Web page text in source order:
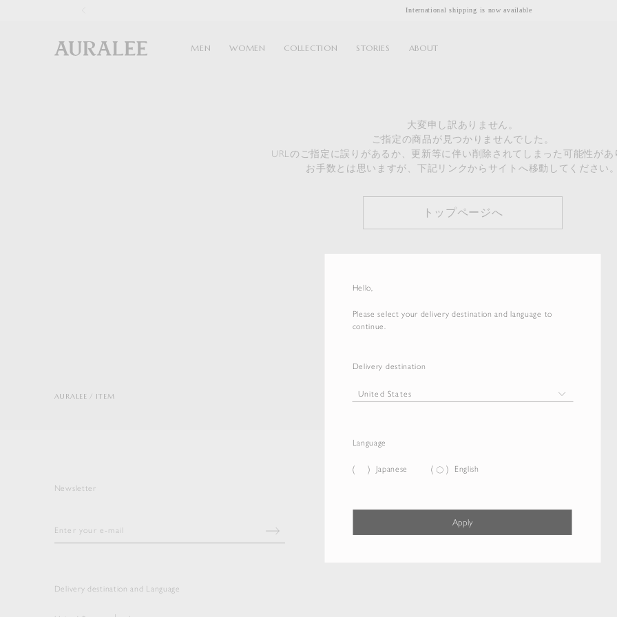
Hello,
Please select your delivery destination and language to
continue.
Delivery destination
Language
Japanese English
Apply
International shipping is now available
MEN WOMEN COLLECTION STORIES ABOUT
大変申し訳ありません。
ご指定の商品が見つかりませんでした。
URLのご指定に誤りがあるか、更新等に伴い削除されてしまった可能性があ
お手数とは思いますが、下記リンクからサイトへ移動してください。
トップページへ
AURALEE ITEM
Newsletter
Delivery destination and Language